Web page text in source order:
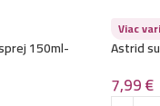
150ml-
Viac
Astrid
7,99€